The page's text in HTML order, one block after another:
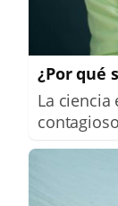
¿Por qué
La ciencia
contagioso